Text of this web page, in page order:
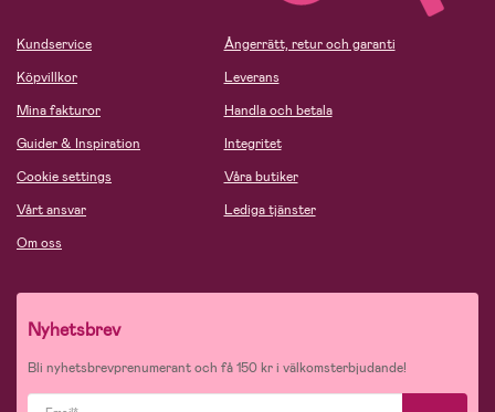
Kundservice
Köpvillkor
Mina fakturor
Guider & Inspiration
Cookie settings
Vårt ansvar
Om oss
Ångerrätt, retur och garanti
Leverans
Handla och betala
Integritet
Våra butiker
Lediga tjänster
Nyhetsbrev
Bli nyhetsbrevprenumerant och få 150 kr i välkomsterbjudande!